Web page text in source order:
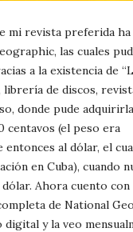
mi revista preferida ha
las cuales
a la existencia de
librería de discos,
donde pude
centavos (el peso era
entonces al dólar, el
en Cuba), cuando
dólar. Ahora cuento con
de National
y la veo